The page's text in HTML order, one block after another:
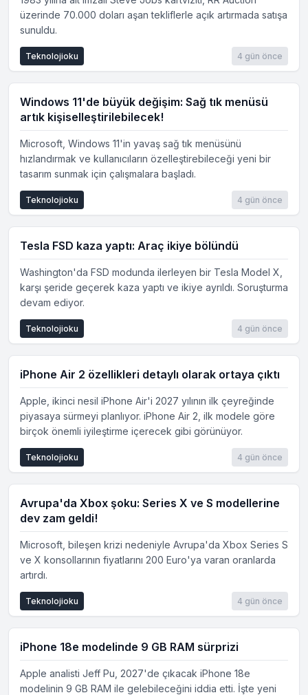
üzerinde 70.000 doları aşan tekliflerle açık artırmada satışa
sunuldu.
4 gün önce
Teknolojioku
Windows 11'de büyük değişim: Sağ tık menüsü
artık kişiselleştirilebilecek!
Microsoft, Windows 11'in yavaş sağ tık menüsünü
hızlandırmak ve kullanıcıların özelleştirebileceği yeni bir
tasarım sunmak için çalışmalara başladı.
4 gün önce
Teknolojioku
Tesla FSD kaza yaptı: Araç ikiye bölündü
Washington'da FSD modunda ilerleyen bir Tesla Model X,
karşı şeride geçerek kaza yaptı ve ikiye ayrıldı. Soruşturma
devam ediyor.
4 gün önce
Teknolojioku
iPhone Air 2 özellikleri detaylı olarak ortaya çıktı
Apple, ikinci nesil iPhone Air'i 2027 yılının ilk çeyreğinde
piyasaya sürmeyi planlıyor. iPhone Air 2, ilk modele göre
birçok önemli iyileştirme içerecek gibi görünüyor.
4 gün önce
Teknolojioku
Avrupa'da Xbox şoku: Series X ve S modellerine
dev zam geldi!
Microsoft, bileşen krizi nedeniyle Avrupa'da Xbox Series S
ve X konsollarının fiyatlarını 200 Euro'ya varan oranlarda
artırdı.
4 gün önce
Teknolojioku
iPhone 18e modelinde 9 GB RAM sürprizi
Apple analisti Jeff Pu, 2027'de çıkacak iPhone 18e
modelinin 9 GB RAM ile gelebileceğini iddia etti. İşte yeni